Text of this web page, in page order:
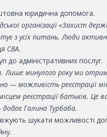
юридична допомога.
організації «Захист
з усіх питань. Люди
СВА.
до адміністративних послуг.
Лише минулого року ми
— можливість реєстрації
реєстрації батьків. Це
Галина Турбаба.
шукати можливості